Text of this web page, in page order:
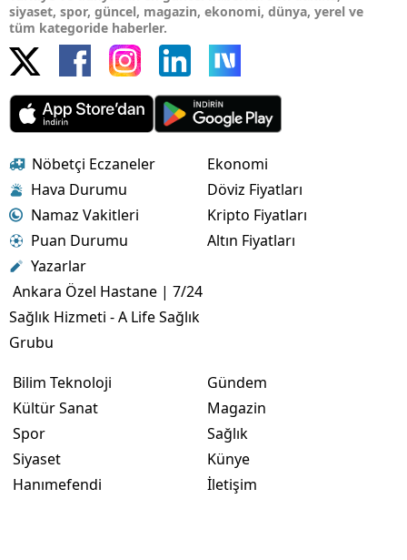
siyaset, spor, güncel, magazin, ekonomi, dünya, yerel ve
tüm kategoride haberler.
Nöbetçi Eczaneler
Hava Durumu
Namaz Vakitleri
Puan Durumu
Yazarlar
Ankara Özel Hastane | 7/24
Sağlık Hizmeti - A Life Sağlık
Grubu
Ekonomi
Döviz Fiyatları
Kripto Fiyatları
Altın Fiyatları
Bilim Teknoloji
Kültür Sanat
Spor
Siyaset
Hanımefendi
Gündem
Magazin
Sağlık
Künye
İletişim